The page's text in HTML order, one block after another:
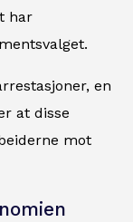
har
en
at disse
mot